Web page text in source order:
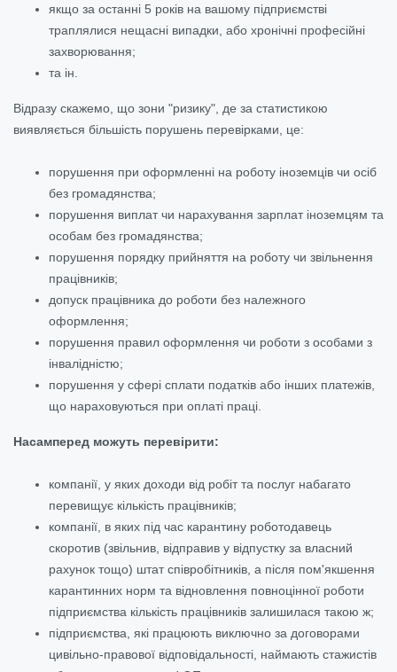
якщо за останні 5 років на вашому підприємстві
траплялися нещасні випадки, або хронічні професійні
захворювання;
та ін.
Відразу скажемо, що зони "ризику", де за статистикою
виявляється більшість порушень перевірками, це:
порушення при оформленні на роботу іноземців чи осіб
без громадянства;
порушення виплат чи нарахування зарплат іноземцям та
особам без громадянства;
порушення порядку прийняття на роботу чи звільнення
працівників;
допуск працівника до роботи без належного
оформлення;
порушення правил оформлення чи роботи з особами з
інвалідністю;
порушення у сфері сплати податків або інших платежів,
що нараховуються при оплаті праці.
Насамперед можуть перевірити:
компанії, у яких доходи від робіт та послуг набагато
перевищує кількість працівників;
компанії, в яких під час карантину роботодавець
скоротив (звільнив, відправив у відпустку за власний
рахунок тощо) штат співробітників, а після пом'якшення
карантинних норм та відновлення повноцінної роботи
підприємства кількість працівників залишилася такою ж;
підприємства, які працюють виключно за договорами
цивільно-правової відповідальності, наймають стажистів